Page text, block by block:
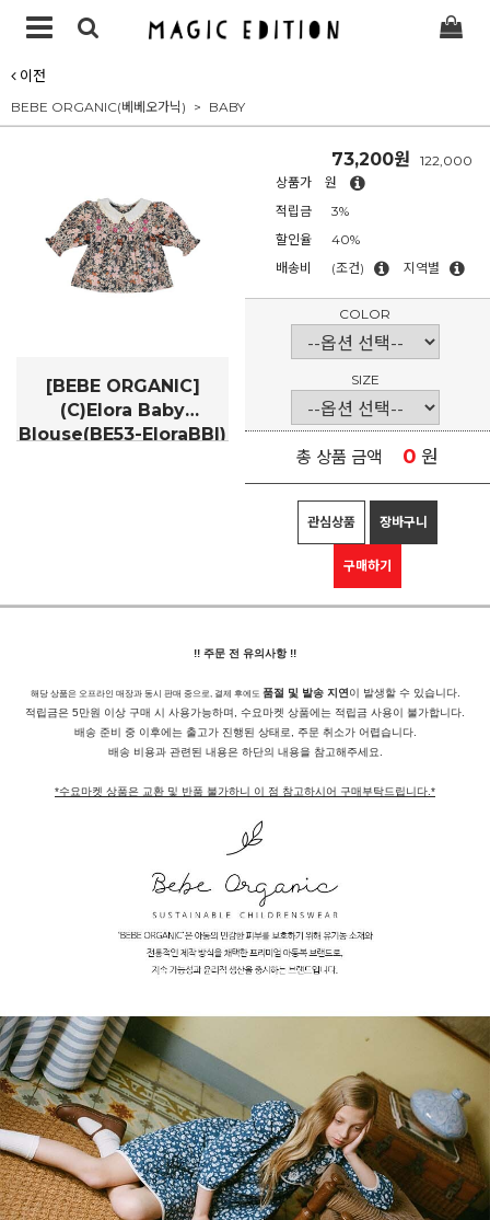
이전
BEBE ORGANIC(베베오가닉) BABY
[BEBE ORGANIC]
(C)Elora Baby
Blouse(BE53-EloraBBl)
상품가
73,200원 122,000
원
적립금
3%
할인율
40%
배송비
(조건) 지역별
COLOR
SIZE
총 상품 금액 0 원
관심상품 장바구니
구매하기
!! 주문 전 유의사항 !!
해당 상품은 오프라인 매장과 동시 판매 중으로, 결제 후에도 품절 및 발송 지연 이 발생할 수 있습니다.
적립금은 5만원 이상 구매 시 사용가능하며, 수요마켓 상품에는 적립금 사용이 불가합니다.
배송 준비 중 이후에는 출고가 진행된 상태로, 주문 취소가 어렵습니다.
배송 비용과 관련된 내용은 하단의 내용을 참고해주세요.
*수요마켓 상품은 교환 및 반품 불가하니 이 점 참고하시어 구매부탁드립니다.*